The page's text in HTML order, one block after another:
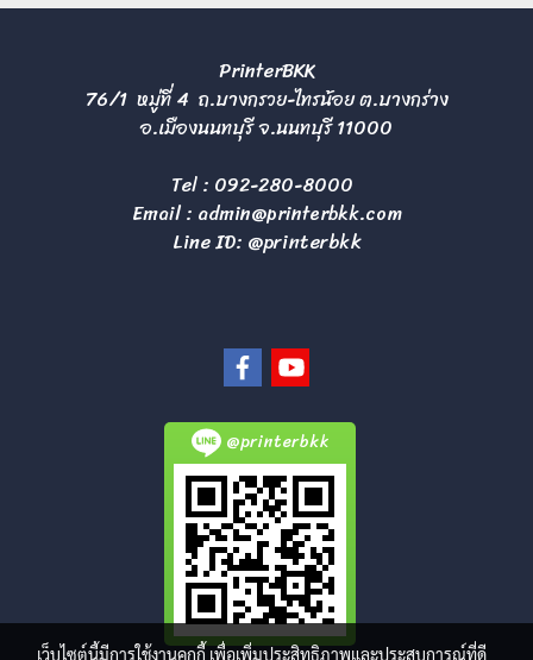
ร้านค้า
40,000 แผ่น
PrinterBKK
76/1 หมู่ที่ 4 ถ.บางกรวย-ไทรน้อย ต.บางกร่าง
อ.เมืองนนทบุรี จ.นนทบุรี 11000
Tel : 092-280-8000
Email : admin@printerbkk.com
Line ID: @printerbkk
@printerbkk
เว็บไซต์นี้มีการใช้งานคุกกี้ เพื่อเพิ่มประสิทธิภาพและประสบการณ์ที่ดี